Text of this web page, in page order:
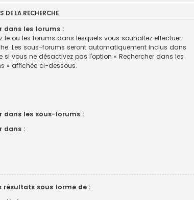
DE LA RECHERCHE
dans les forums :
le ou les forums dans lesquels vous souhaitez effectuer
Les sous-forums seront automatiquement inclus dans
si vous ne désactivez pas l’option « Rechercher dans les
» affichée ci-dessous.
dans les sous-forums :
dans :
résultats sous forme de :